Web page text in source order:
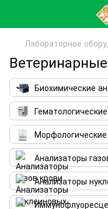
Лабораторное
Биохимические
Анализаторы
Анализаторы